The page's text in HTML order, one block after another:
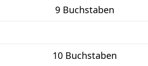
9 Buchstaben
10 Buchstaben